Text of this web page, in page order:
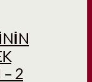
– 2